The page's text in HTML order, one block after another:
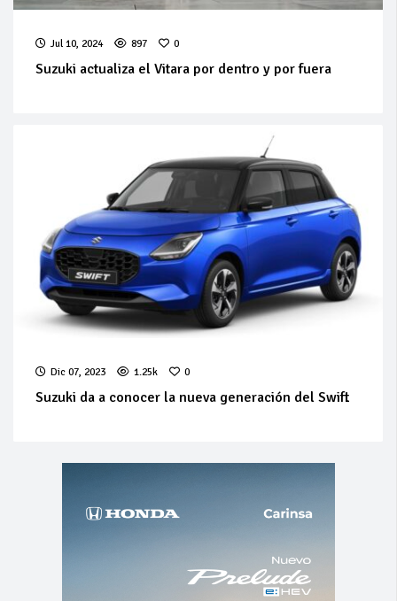
Jul 10, 2024 897 0
Suzuki actualiza el Vitara por dentro y por fuera
Dic 07, 2023 1.25k 0
Suzuki da a conocer la nueva generación del Swift